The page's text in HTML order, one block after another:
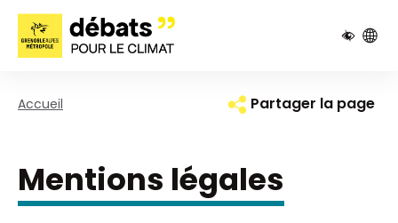
Panneau de gestion des cookies
Accueil Partager la page
Mentions légales